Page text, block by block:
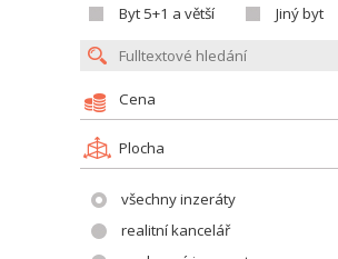
Byt 5+1 a větší
Jiný byt
Cena
Plocha
všechny inzeráty
realitní kancelář